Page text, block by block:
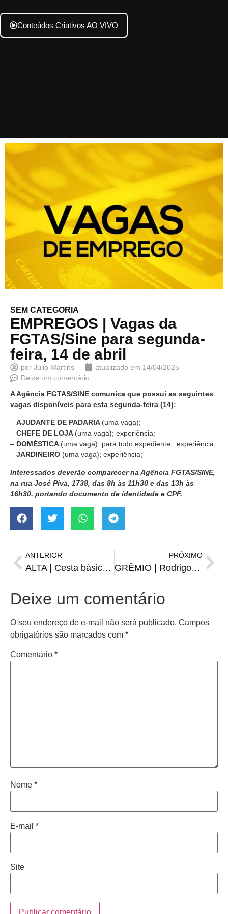
Conteúdos Criativos AO VIVO
SEM CATEGORIA
EMPREGOS | Vagas da
FGTAS/Sine para segunda-
feira, 14 de abril
por Júlio Martins atualizado em 14/04/2025
Deixe um comentário
A Agência FGTAS/SINE comunica que possui as seguintes
vagas disponíveis para esta segunda-feira (14):
– AJUDANTE DE PADARIA (uma vaga);
– CHEFE DE LOJA (uma vaga); experiência;
– DOMÉSTICA (uma vaga); para todo expediente , experiência;
– JARDINEIRO (uma vaga); experiência;
Interessados deverão comparecer na Agência FGTAS/SINE,
na rua José Piva, 1738, das 8h às 11h30 e das 13h às
16h30, portando documento de identidade e CPF.
ANTERIOR
ALTA | Cesta básica em Santiago fica mais cara e ultrapassa os R$ 700 em março
PRÓXIMO
GRÊMIO | Rodrigo Ely sofre lesão no joelho e não joga mais em 2025
Deixe um comentário
O seu endereço de e-mail não será publicado. Campos
obrigatórios são marcados com *
Comentário *
Nome *
E-mail *
Site